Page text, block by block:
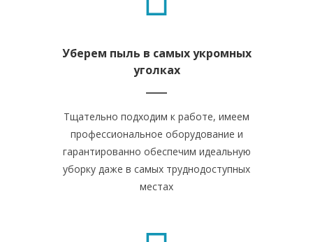
Уберем пыль в самых укромных
уголках
Тщательно подходим к работе, имеем
профессиональное оборудование и
гарантированно обеспечим идеальную
уборку даже в самых труднодоступных
местах